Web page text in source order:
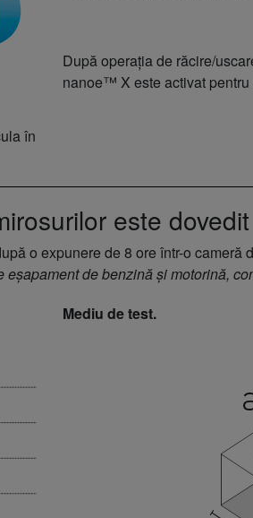
După operația de răcire/
nanoe™ X este activat
în
este
o expunere de 8 ore într-o cameră
de benzină și motorină,
Mediu de test.